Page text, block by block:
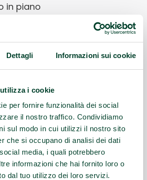
Dettagli Informazioni sui cookie
i cookie
per fornire funzionalità dei social
il nostro traffico. Condividiamo
sul modo in cui utilizzi il nostro sito
che si occupano di analisi dei dati
media, i quali potrebbero
informazioni che hai fornito loro o
dal tuo utilizzo dei loro servizi.
in piano
heron.re@arubapec.it
0522 088278 - +39 347
la salute